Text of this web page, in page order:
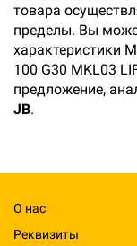
товара
пределы. Вы
характеристики
100 G30 MKL03
предложение,
JB.
О нас
Реквизиты